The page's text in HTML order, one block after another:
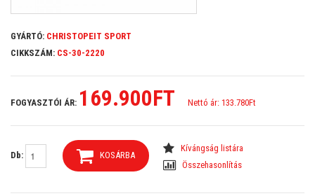
GYÁRTÓ: CHRISTOPEIT SPORT
CIKKSZÁM: CS-30-2220
FOGYASZTÓI ÁR: 169.900FT Nettó ár: 133.780Ft
Db: KOSÁRBA
Kívángság listára
Összehasonlítás